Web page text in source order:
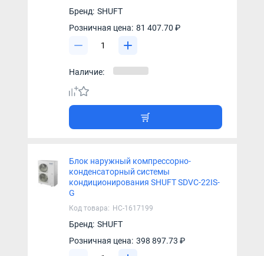
Бренд: SHUFT
Розничная цена: 81 407.70 ₽
Наличие:
Блок наружный компрессорно-
конденсаторный системы
кондиционирования SHUFT SDVC-22IS-
G
Код товара: НС-1617199
Бренд: SHUFT
Розничная цена: 398 897.73 ₽